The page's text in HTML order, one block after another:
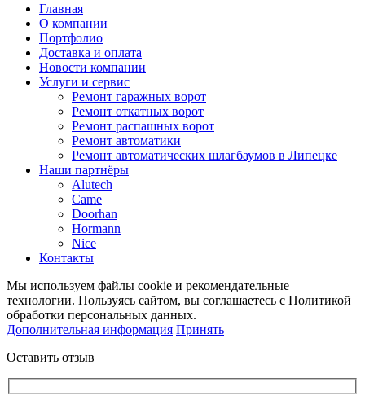
Главная
О компании
Портфолио
Доставка и оплата
Новости компании
Услуги и сервис
Ремонт гаражных ворот
Ремонт откатных ворот
Ремонт распашных ворот
Ремонт автоматики
Ремонт автоматических шлагбаумов в Липецке
Наши партнёры
Alutech
Came
Doorhan
Hormann
Nice
Контакты
Мы используем файлы cookie и рекомендательные
технологии. Пользуясь сайтом, вы соглашаетесь с Политикой
обработки персональных данных.
Дополнительная информация Принять
Оставить отзыв